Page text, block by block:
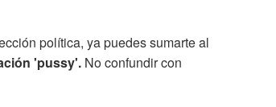
política, ya puedes sumarte al
'pussy'. No confundir con